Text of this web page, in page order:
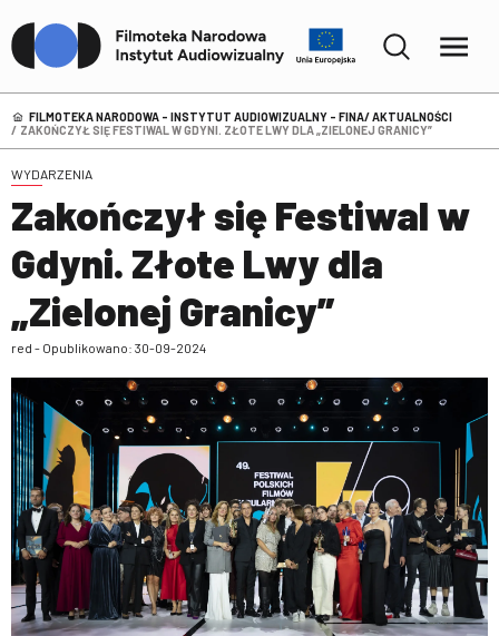
FILMOTEKA NARODOWA – INSTYTUT AUDIOWIZUALNY - FINA AKTUALNOŚCI
ZAKOŃCZYŁ SIĘ FESTIWAL W GDYNI. ZŁOTE LWY DLA „ZIELONEJ GRANICY”
WYDARZENIA
Zakończył się Festiwal w
Gdyni. Złote Lwy dla
„Zielonej Granicy”
red - Opublikowano: 30-09-2024